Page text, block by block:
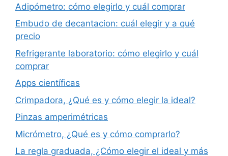
Adipómetro: cómo elegirlo y cuál comprar
Embudo de decantacion: cuál elegir y a qué
precio
Refrigerante laboratorio: cómo elegirlo y cuál
comprar
Apps científicas
Crimpadora, ¿Qué es y cómo elegir la ideal?
Pinzas amperimétricas
Micrómetro, ¿Qué es y cómo comprarlo?
La regla graduada, ¿Cómo elegir el ideal y más